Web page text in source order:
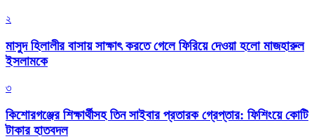
২
মাসুদ হিলালীর বাসায় সাক্ষাৎ করতে গেলে ফিরিয়ে দেওয়া হলো মাজহারুল
ইসলামকে
৩
কিশোরগঞ্জের শিক্ষার্থীসহ তিন সাইবার প্রতারক গ্রেপ্তার: ফিশিংয়ে কোটি
টাকার হাতবদল